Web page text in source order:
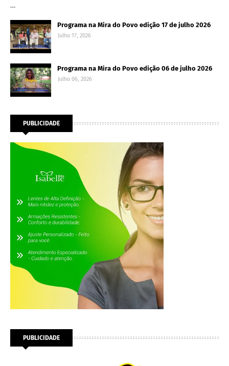
…
Programa na Mira do Povo edição 17 de julho 2026
Julho 17, 2026
Programa na Mira do Povo edição 06 de julho 2026
Julho 06, 2026
PUBLICIDADE
PUBLICIDADE